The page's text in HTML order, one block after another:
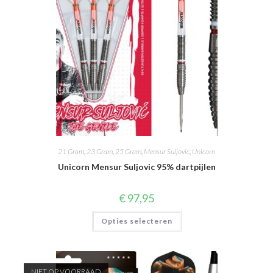
21 Gram 23 Gram 25 Gram Mensur Suljovic Unicorn
Unicorn Mensur Suljovic 95% dartpijlen
€97,95
Opties selecteren
Dit
heeft
Deze
optie